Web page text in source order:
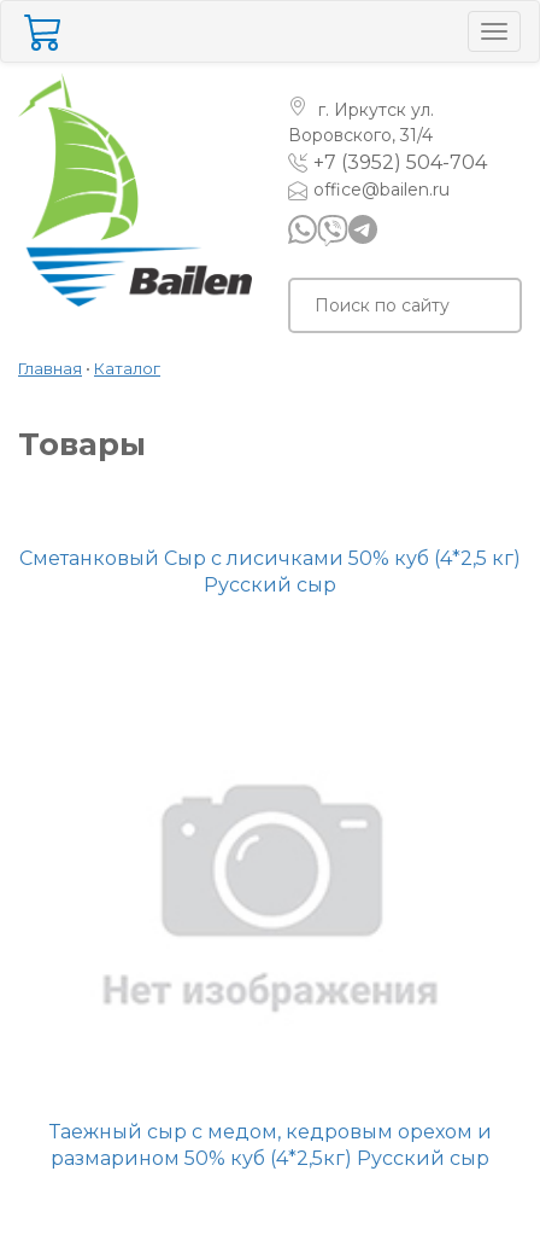
г. Иркутск ул.
Воровского, 31/4
+7 (3952) 504-704
office@bailen.ru
Главная • Каталог
Товары
Сметанковый Сыр с лисичками 50% куб (4*2,5 кг)
Русский сыр
Таежный сыр с медом, кедровым орехом и
размарином 50% куб (4*2,5кг) Русский сыр